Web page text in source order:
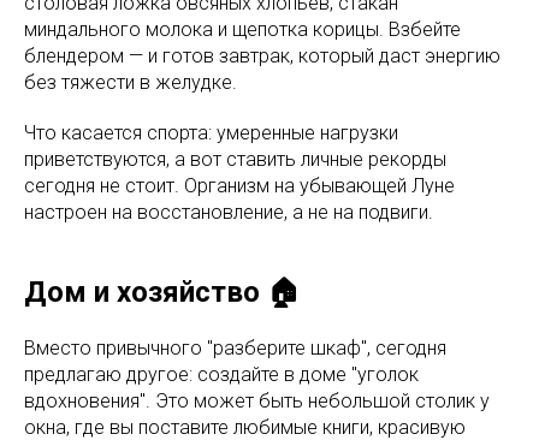
миндального молока и щепотка корицы. Взбейте
блендером — и готов завтрак, который даст энергию
без тяжести в желудке.
Что касается спорта: умеренные нагрузки
приветствуются, а вот ставить личные рекорды
сегодня не стоит. Организм на убывающей Луне
настроен на восстановление, а не на подвиги.
Дом и хозяйство 🏠
Вместо привычного "разберите шкаф", сегодня
предлагаю другое: создайте в доме "уголок
вдохновения". Это может быть небольшой столик у
окна, где вы поставите любимые книги, красивую